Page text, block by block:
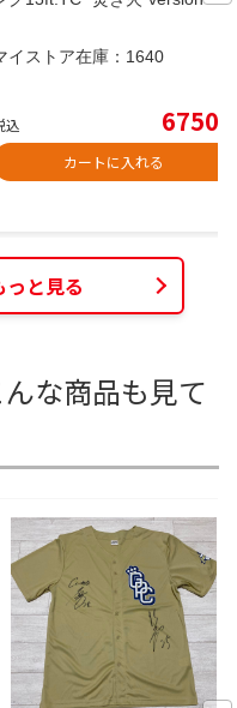
イストア在庫： 1640
込 6750
カートに入れる
と見る
な商品も見て